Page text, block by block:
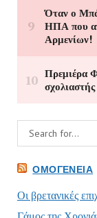
ΟΜΟΓΈΝΕΙΑ
Οι βρετανικές